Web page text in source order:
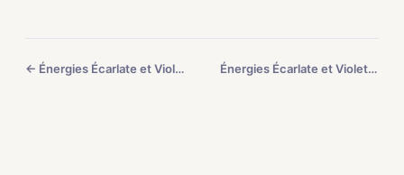
← Énergies Écarlate et Violet #6 Énergies Écarlate et Violet #8 →